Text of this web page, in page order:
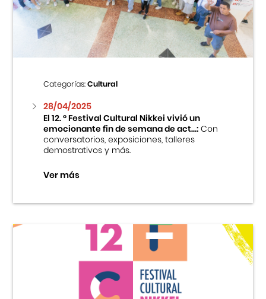
Centro Cultural Peruano Japonés
Museo de la Inmigración Japonesa
Fondo Editorial
Teatro Peruano Japonés
Categorías:Cultural
28/04/2025
El 12. ° Festival Cultural Nikkei vivió un
emocionante fin de semana de act...:Con
conversatorios, exposiciones, talleres
demostrativos y más.
Ver más